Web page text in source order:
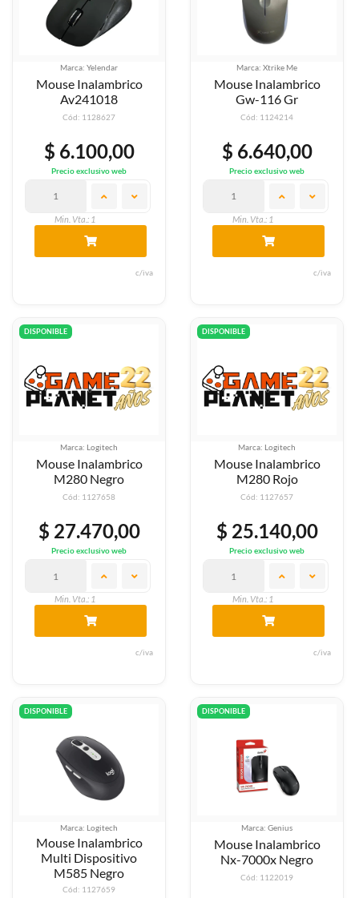
Marca: Yelendar
Mouse Inalambrico
Av241018
Cód: 1128627
$ 6.100,00
Precio exclusivo web
Min. Vta.: 1
c/iva
Marca: Xtrike Me
Mouse Inalambrico
Gw-116 Gr
Cód: 1124214
$ 6.640,00
Precio exclusivo web
Min. Vta.: 1
c/iva
DISPONIBLE
Marca: Logitech
Mouse Inalambrico
M280 Negro
Cód: 1127658
$ 27.470,00
Precio exclusivo web
Min. Vta.: 1
c/iva
DISPONIBLE
Marca: Logitech
Mouse Inalambrico
M280 Rojo
Cód: 1127657
$ 25.140,00
Precio exclusivo web
Min. Vta.: 1
c/iva
DISPONIBLE
Marca: Logitech
Mouse Inalambrico
Multi Dispositivo
M585 Negro
Cód: 1127659
DISPONIBLE
Marca: Genius
Mouse Inalambrico
Nx-7000x Negro
Cód: 1122019